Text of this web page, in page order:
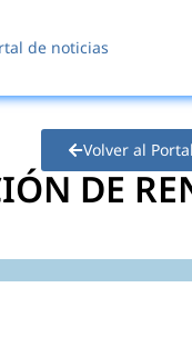
de noticias
Volver al
DE